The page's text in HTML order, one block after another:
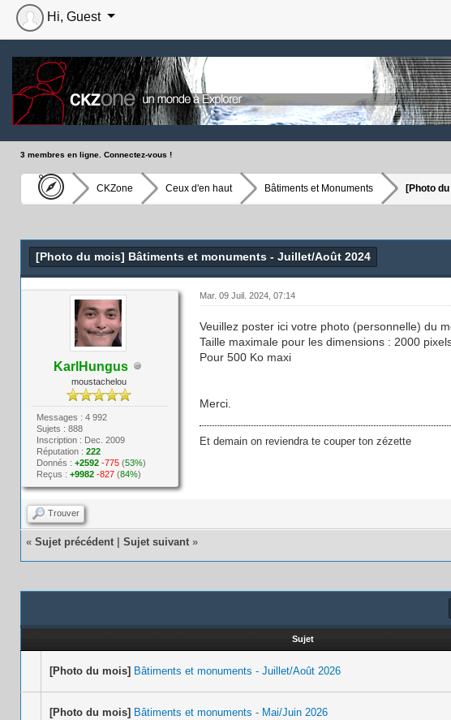
Hi, Guest
3 membres en ligne. Connectez-vous !
CKZone Ceux d'en haut Bâtiments et Monuments [Photo
[Photo du mois] Bâtiments et monuments - Juillet/Août 2024
KarlHungus
moustachelou
Messages : 4 992
Sujets : 888
Inscription : Dec. 2009
Réputation : 222
Donnés : +2592 -775(53%)
Reçus : +9982 -827(84%)
Mar. 09 Juil. 2024, 07:14
Veuillez poster ici votre photo (personnelle) du
Taille maximale pour les dimensions : 2000
Pour 500 Ko maxi
Merci.
Et demain on reviendra te couper ton zézette
Trouver
« Sujet précédent Sujet suivant »
Sujet
[Photo du mois] Bâtiments et monuments - Juillet/Août 2026
[Photo du mois] Bâtiments et monuments - Mai/Juin 2026